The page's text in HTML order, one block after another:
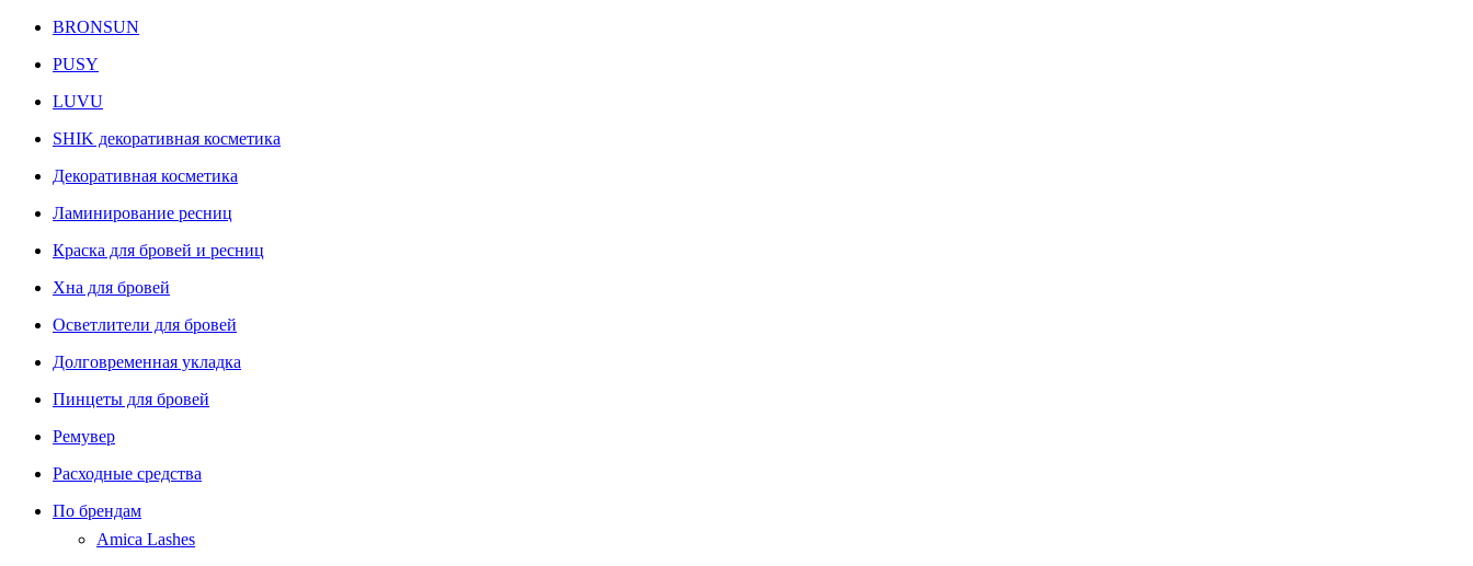
BRONSUN
PUSY
LUVU
SHIK декоративная косметика
Декоративная косметика
Ламинирование ресниц
Краска для бровей и ресниц
Хна для бровей
Осветлители для бровей
Долговременная укладка
Пинцеты для бровей
Ремувер
Расходные средства
По брендам
Amica Lashes